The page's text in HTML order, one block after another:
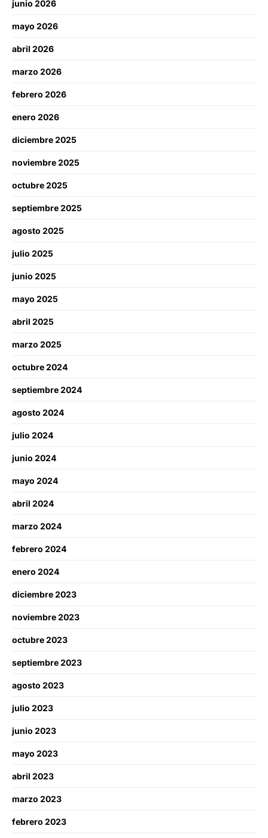
junio 2026
mayo 2026
abril 2026
marzo 2026
febrero 2026
enero 2026
diciembre 2025
noviembre 2025
octubre 2025
septiembre 2025
agosto 2025
julio 2025
junio 2025
mayo 2025
abril 2025
marzo 2025
octubre 2024
septiembre 2024
agosto 2024
julio 2024
junio 2024
mayo 2024
abril 2024
marzo 2024
febrero 2024
enero 2024
diciembre 2023
noviembre 2023
octubre 2023
septiembre 2023
agosto 2023
julio 2023
junio 2023
mayo 2023
abril 2023
marzo 2023
febrero 2023